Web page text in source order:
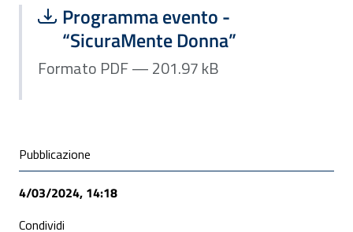
Scarica file:
Programma evento -
“SicuraMente Donna”
Formato PDF — Dimensione 201.97 kB
Formato PDF — 201.97 kB
Condivisione social
Pubblicazione
4/03/2024, 14:18
Condividi